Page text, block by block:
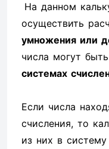
На данном
осуществить
умножения или
числа могут
системах
Если числа
счисления, то
из них в